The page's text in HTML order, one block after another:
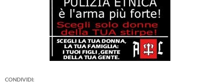
CONDIVIDI: